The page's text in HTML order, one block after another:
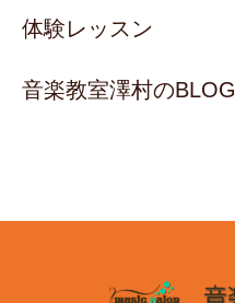
体験レッスン
音楽教室澤村のBLOG